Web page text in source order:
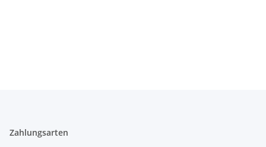
Zahlungsarten